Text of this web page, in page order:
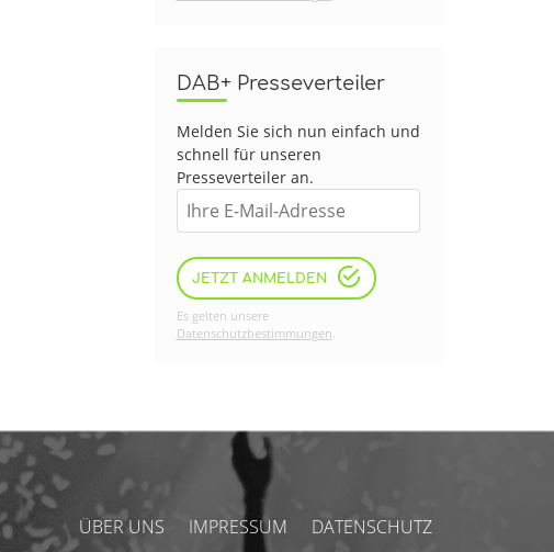
DAB+ Presseverteiler
Melden Sie sich nun einfach und
schnell für unseren
Presseverteiler an.
JETZT ANMELDEN
Es gelten unsere
Datenschutzbestimmungen.
ÜBER UNS IMPRESSUM DATENSCHUTZ